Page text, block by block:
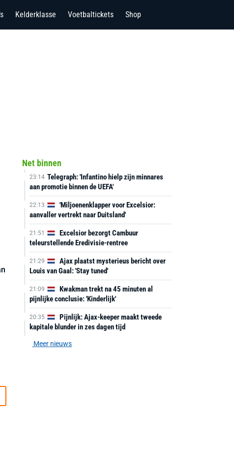
Kelderklasse Voetbaltickets Shop
Net binnen
23:14 Telegraph: 'Infantino hielp zijn minnares
aan promotie binnen de UEFA'
22:13
'Miljoenenklapper voor Excelsior:
aanvaller vertrekt naar Duitsland'
21:51
Excelsior bezorgt Cambuur
teleurstellende Eredivisie-rentree
21:29
Ajax plaatst mysterieus bericht over
Louis van Gaal: 'Stay tuned'
21:09
Kwakman trekt na 45 minuten al
pijnlijke conclusie: 'Kinderlijk'
20:35
Pijnlijk: Ajax-keeper maakt tweede
kapitale blunder in zes dagen tijd
Meer nieuws